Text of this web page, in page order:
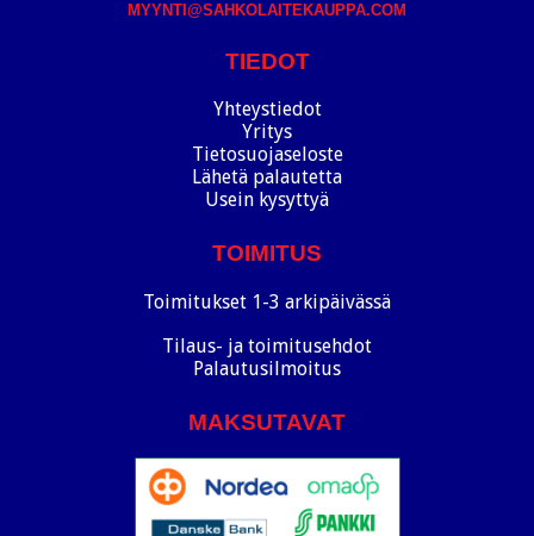
MYYNTI@SAHKOLAITEKAUPPA.COM
TIEDOT
Yhteystiedot
Yritys
Tietosuojaseloste
Lähetä palautetta
Usein kysyttyä
TOIMITUS
Toimitukset 1-3 arkipäivässä
Tilaus- ja toimitusehdot
Palautusilmoitus
MAKSUTAVAT